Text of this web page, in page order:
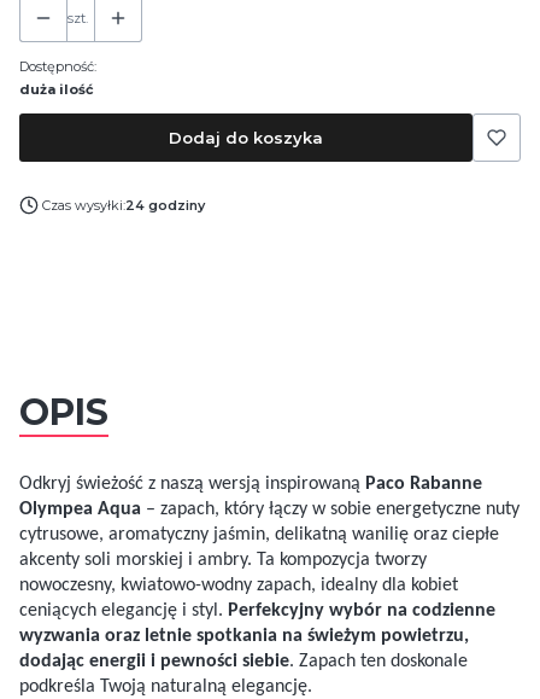
szt.
Dostępność:
duża ilość
Dodaj do koszyka
Czas wysyłki:24 godziny
OPIS
Odkryj świeżość z naszą wersją inspirowaną Paco Rabanne
Olympea Aqua – zapach, który łączy w sobie energetyczne nuty
cytrusowe, aromatyczny jaśmin, delikatną wanilię oraz ciepłe
akcenty soli morskiej i ambry. Ta kompozycja tworzy
nowoczesny, kwiatowo-wodny zapach, idealny dla kobiet
ceniących elegancję i styl. Perfekcyjny wybór na codzienne
wyzwania oraz letnie spotkania na świeżym powietrzu,
dodając energii i pewności siebie. Zapach ten doskonale
podkreśla Twoją naturalną elegancję.